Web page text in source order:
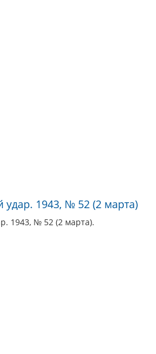
удар. 1943, № 52 (2 марта)
1943, № 52 (2 марта).